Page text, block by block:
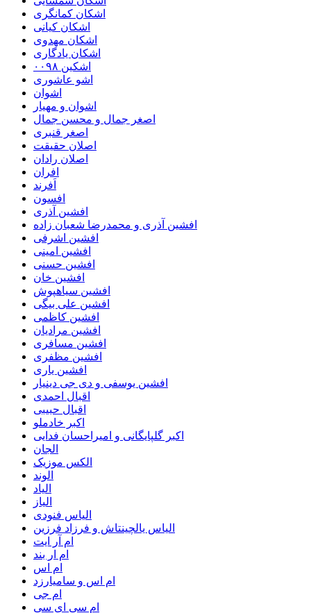
اشکان‌ کمانگری
اشکان کیانی
اشکان مهدوی
اشکان یادگاری
اشکین ۰۰۹۸
اشو عاشوری
اشوان
اشوان و مهیار
اصغر جمال و محسن جمال
اصغر قنبری
اصلان حقیقت
اصلان رادان
افران
اَفرند
افسون
افشین آذری
افشین آذری و محمدرضا شعبان زاده
افشین اشرفی
افشین امینی
افشین حسنی
افشین خان
افشین سیاهپوش
افشین علی بیگی
افشین کاظمی
افشین مرادیان
افشین مسافری
افشین مظفری
افشین یاری
افشین یوسفی و دی جی دینیار
اقبال احمدی
اقبال حبیبی
اکبر خادملو
اکبر گلپایگانی و امیراحسان فدایی
الجان
الکس موزیک
الوند
الیاد
الیاز
الیاس فنودی
الیاس یالچینتاش و فرزاد فرزین
ام آر ایت
ام‌ ار بند
ام اس
ام اس و سامیارزد
ام جی
ام سی ای سی